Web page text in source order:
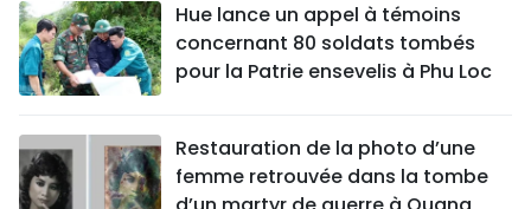
Hue lance un appel à témoins
concernant 80 soldats tombés
pour la Patrie ensevelis à Phu Loc
Restauration de la photo d’une
femme retrouvée dans la tombe